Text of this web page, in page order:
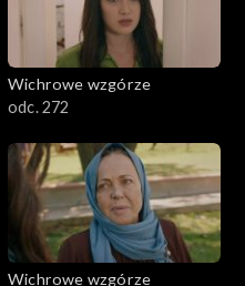
Wichrowe wzgórze
odc. 272
Wichrowe wzgórze